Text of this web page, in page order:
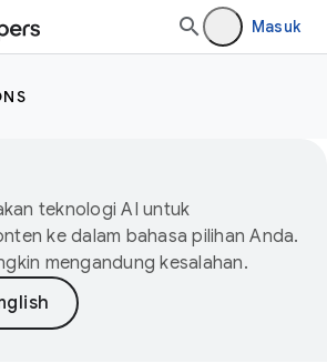
Masuk
teknologi AI untuk
ke dalam bahasa pilihan Anda.
mengandung kesalahan.